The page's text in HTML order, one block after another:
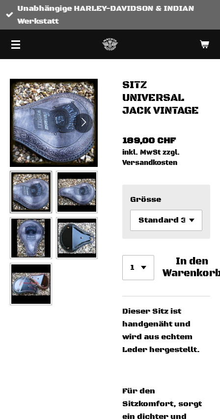
Zum
Hauptinhalt
Unabhängige HARLEY-DAVIDSON & INDIAN
Werkstatt
SITZ
UNIVERSAL
JACK VINTAGE
189,00 CHF
inkl. MwSt zzgl.
Versandkosten
Grösse
In den
Dieser Sitz ist
handgenäht und
wird aus echtem
Leder hergestellt.
Für den
Sitzkomfort, sorgt
ein dichter und